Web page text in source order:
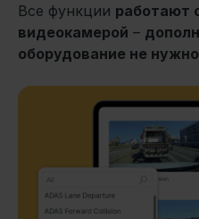
Все функции работают
видеокамерой –
оборудование не нужно